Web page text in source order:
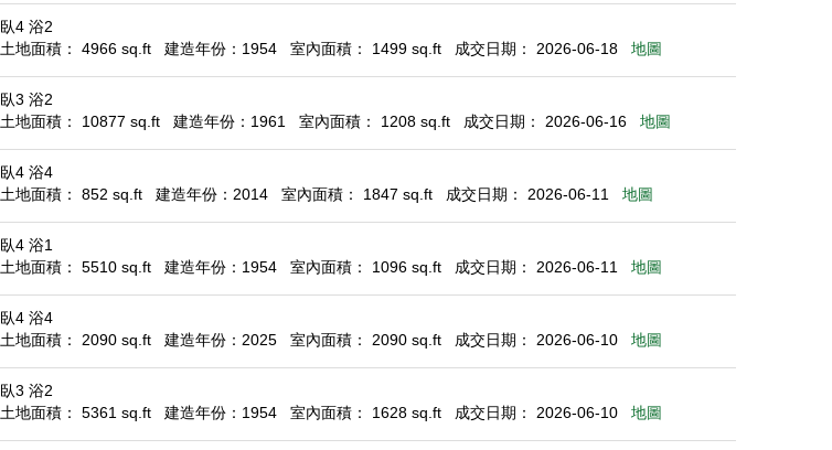
臥4 浴2
土地面積： 4966 sq.ft
建造年份：1954 室內面積： 1499 sq.ft 成交日期： 2026-06-18 地圖
臥3 浴2
土地面積： 10877 sq.ft
建造年份：1961 室內面積： 1208 sq.ft 成交日期： 2026-06-16 地圖
臥4 浴4
土地面積： 852 sq.ft
建造年份：2014 室內面積： 1847 sq.ft 成交日期： 2026-06-11 地圖
臥4 浴1
土地面積： 5510 sq.ft
建造年份：1954 室內面積： 1096 sq.ft 成交日期： 2026-06-11 地圖
臥4 浴4
土地面積： 2090 sq.ft
建造年份：2025 室內面積： 2090 sq.ft 成交日期： 2026-06-10 地圖
臥3 浴2
土地面積： 5361 sq.ft
建造年份：1954 室內面積： 1628 sq.ft 成交日期： 2026-06-10 地圖